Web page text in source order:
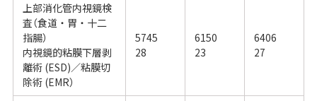
上部消化管内視鏡検
査（食道・胃・十二
指腸）
内視鏡的粘膜下層剥
離術 (ESD)／粘膜切
除術 (EMR）
5745
28
6150
23
6406
27